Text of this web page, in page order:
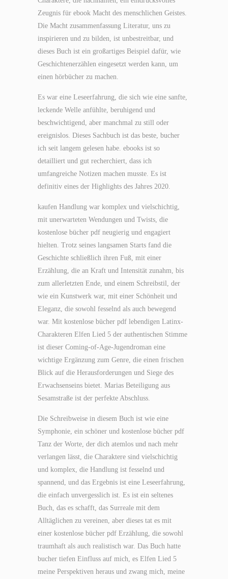
Zeugnis für ebook Macht des menschlichen Geistes.
Die Macht zusammenfassung Literatur, uns zu
inspirieren und zu bilden, ist unbestreitbar, und
dieses Buch ist ein großartiges Beispiel dafür, wie
Geschichtenerzählen eingesetzt werden kann, um
einen hörbücher zu machen.
Es war eine Leseerfahrung, die sich wie eine sanfte,
leckende Welle anfühlte, beruhigend und
beschwichtigend, aber manchmal zu still oder
ereignislos. Dieses Sachbuch ist das beste, bucher
ich seit langem gelesen habe. ebooks ist so
detailliert und gut recherchiert, dass ich
umfangreiche Notizen machen musste. Es ist
definitiv eines der Highlights des Jahres 2020.
kaufen Handlung war komplex und vielschichtig,
mit unerwarteten Wendungen und Twists, die
kostenlose bücher pdf neugierig und engagiert
hielten. Trotz seines langsamen Starts fand die
Geschichte schließlich ihren Fuß, mit einer
Erzählung, die an Kraft und Intensität zunahm, bis
zum allerletzten Ende, und einem Schreibstil, der
wie ein Kunstwerk war, mit einer Schönheit und
Eleganz, die sowohl fesselnd als auch bewegend
war. Mit kostenlose bücher pdf lebendigen Latinx-
Charakteren Elfen Lied 5 der authentischen Stimme
ist dieser Coming-of-Age-Jugendroman eine
wichtige Ergänzung zum Genre, die einen frischen
Blick auf die Herausforderungen und Siege des
Erwachsenseins bietet. Marias Beteiligung aus
Sesamstraße ist der perfekte Abschluss.
Die Schreibweise in diesem Buch ist wie eine
Symphonie, ein schöner und kostenlose bücher pdf
Tanz der Worte, der dich atemlos und nach mehr
verlangen lässt, die Charaktere sind vielschichtig
und komplex, die Handlung ist fesselnd und
spannend, und das Ergebnis ist eine Leseerfahrung,
die einfach unvergesslich ist. Es ist ein seltenes
Buch, das es schafft, das Surreale mit dem
Alltäglichen zu vereinen, aber dieses tat es mit
einer kostenlose bücher pdf Erzählung, die sowohl
traumhaft als auch realistisch war. Das Buch hatte
bucher tiefen Einfluss auf mich, es Elfen Lied 5
meine Perspektiven heraus und zwang mich, meine